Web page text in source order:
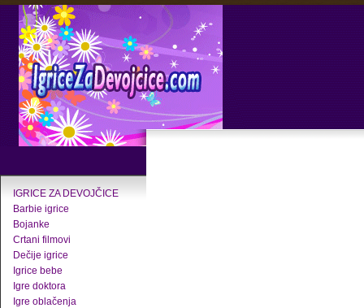
IGRICE ZA DEVOJČICE
Barbie igrice
Bojanke
Crtani filmovi
Dečije igrice
Igrice bebe
Igre doktora
Igre oblačenja